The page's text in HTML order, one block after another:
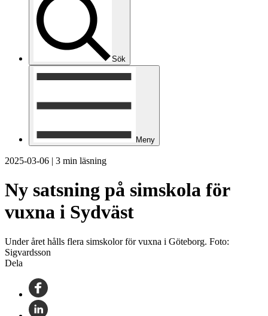
Sök
Meny
2025-03-06 | 3 min läsning
Ny satsning på simskola för
vuxna i Sydväst
Under året hålls flera simskolor för vuxna i Göteborg. Foto:
Sigvardsson
Dela